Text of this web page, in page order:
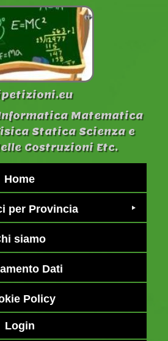
Matematica
Statica Scienza e
Costruzioni Etc.
Home
per Provincia
siamo
Dati
Policy
Login